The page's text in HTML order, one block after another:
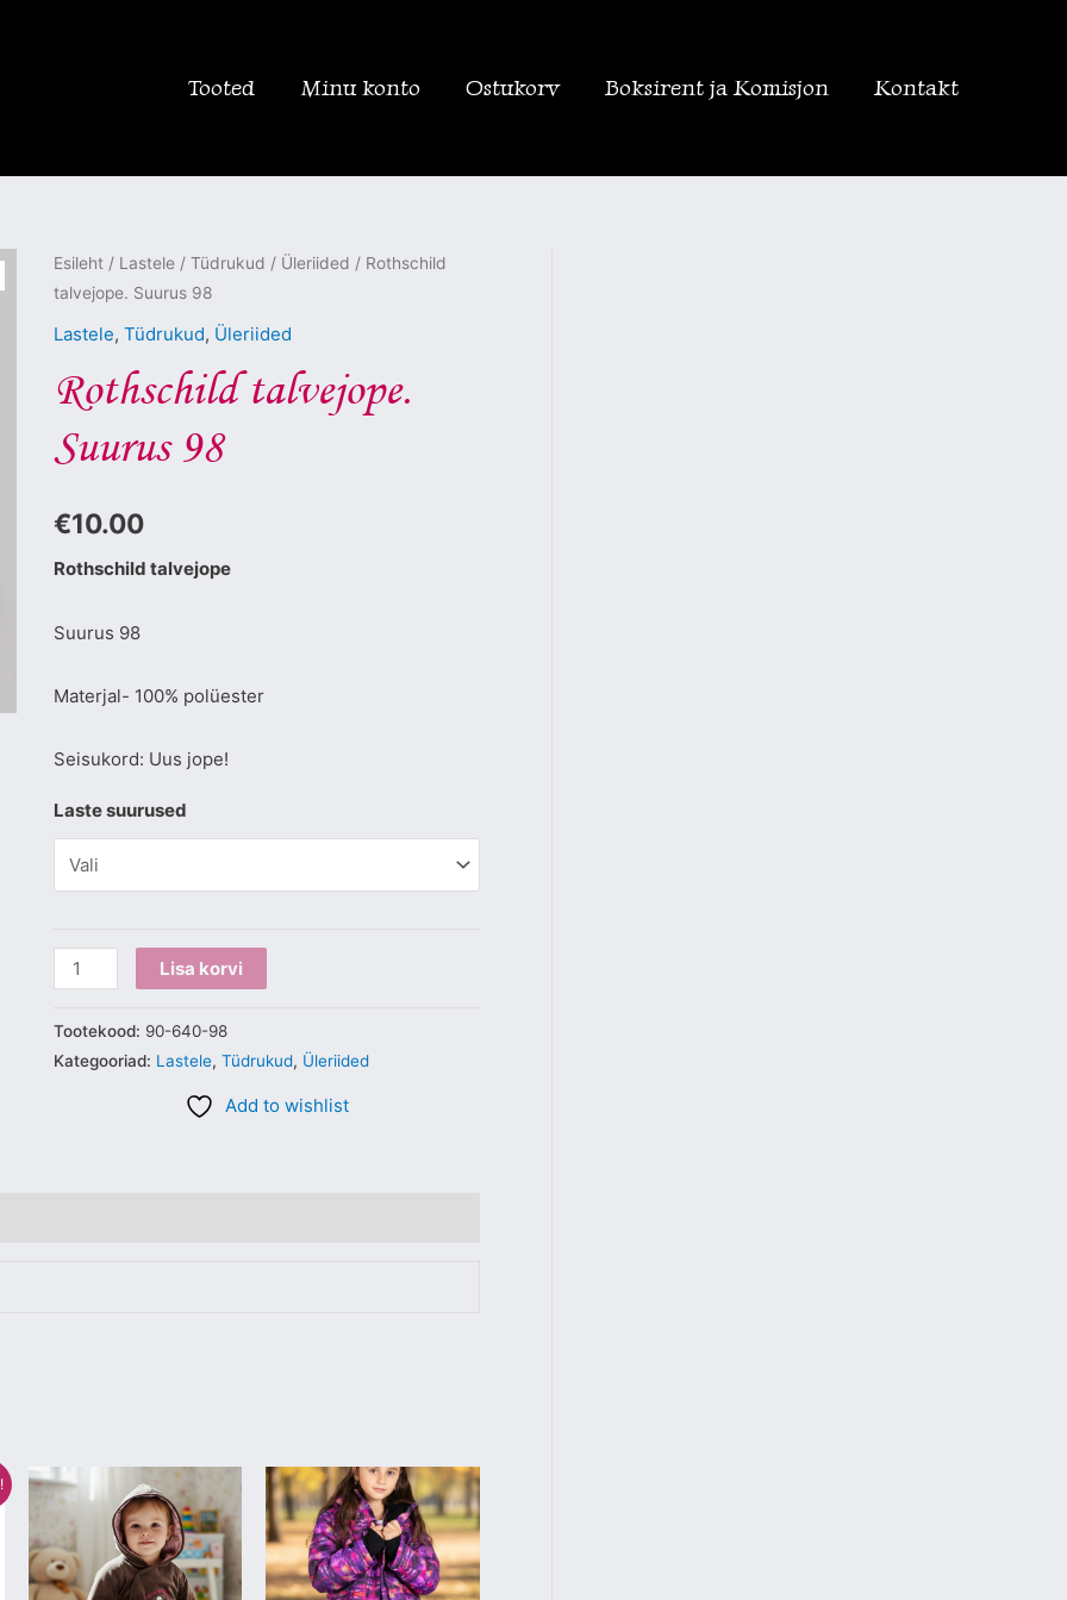
Tooted Minu konto Ostukorv Boksirent ja Komisjon Kontakt
Esileht / Lastele/ Tüdrukud / Üleriided / Rothschild
talvejope. Suurus 98
Lastele, Tüdrukud, Üleriided
Rothschild talvejope.
Suurus 98
€10.00
Rothschild talvejope
Suurus 98
Materjal- 100% polüester
Seisukord: Uus jope!
Laste suurused
Rothschild
talvejope.
Suurus
kogus
Lisa korvi
Tootekood: 90-640-98
Kategooriad: Lastele, Tüdrukud, Üleriided
Add to wishlist
Sellel
tootel
on
mitu
Sellel
tootel
on
mitu